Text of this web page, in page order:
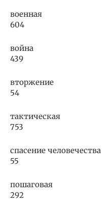
военная
604
война
439
вторжение
54
тактическая
753
спасение человечества
55
пошаговая
292